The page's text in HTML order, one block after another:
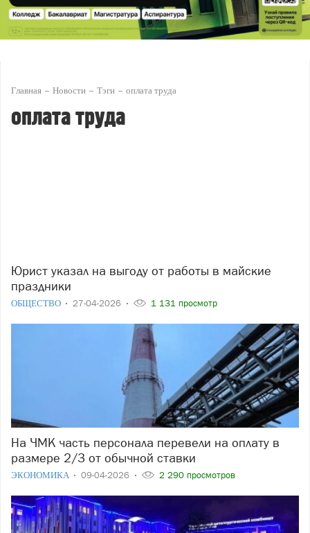
Главная Новости Тэги оплата труда
оплата труда
Юрист указал на выгоду от работы в майские
праздники
ОБЩЕСТВО 27-04-2026 1 131 просмотр
На ЧМК часть персонала перевели на оплату в
размере 2/3 от обычной ставки
ЭКОНОМИКА 09-04-2026 2 290 просмотров